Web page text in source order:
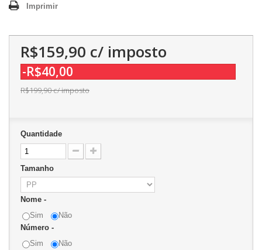
Imprimir
R$159,90 c/ imposto
-R$40,00
R$199,90c/ imposto
Quantidade
Tamanho
Nome -
Sim
Não
Número -
Sim
Não